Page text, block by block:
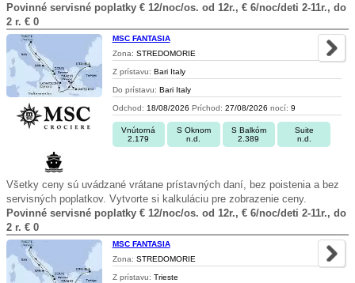
Povinné servisné poplatky € 12/noc/os. od 12r., € 6/noc/deti 2-11r., do
2 r. € 0
MSC FANTASIA
Zona: STREDOMORIE
Z prístavu: Bari Italy
Do prístavu: Bari Italy
Odchod: 18/08/2026 Príchod: 27/08/2026 nocí: 9
Vnútorná
2.179
S Oknom
n.d.
S Balkóm
2.389
Suite
n.d.
Všetky ceny sú uvádzané vrátane prístavných daní, bez poistenia a bez
servisných poplatkov. Vytvorte si kalkuláciu pre zobrazenie ceny.
Povinné servisné poplatky € 12/noc/os. od 12r., € 6/noc/deti 2-11r., do
2 r. € 0
MSC FANTASIA
Zona: STREDOMORIE
Z prístavu: Trieste